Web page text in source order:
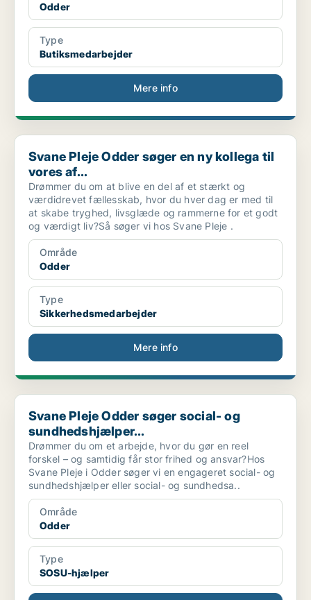
Odder
Type
Butiksmedarbejder
Mere info
Svane Pleje Odder søger en ny kollega til vores af...
Svane Pleje Odder søger en ny kollega til
vores af...
Drømmer du om at blive en del af et stærkt og
værdidrevet fællesskab, hvor du hver dag er med til
at skabe tryghed, livsglæde og rammerne for et godt
og værdigt liv?Så søger vi hos Svane Pleje .
Område
Odder
Type
Sikkerhedsmedarbejder
Mere info
Svane Pleje Odder søger social- og sundhedshjælper...
Svane Pleje Odder søger social- og
sundhedshjælper...
Drømmer du om et arbejde, hvor du gør en reel
forskel – og samtidig får stor frihed og ansvar?Hos
Svane Pleje i Odder søger vi en engageret social- og
sundhedshjælper eller social- og sundhedsa..
Område
Odder
Type
SOSU-hjælper